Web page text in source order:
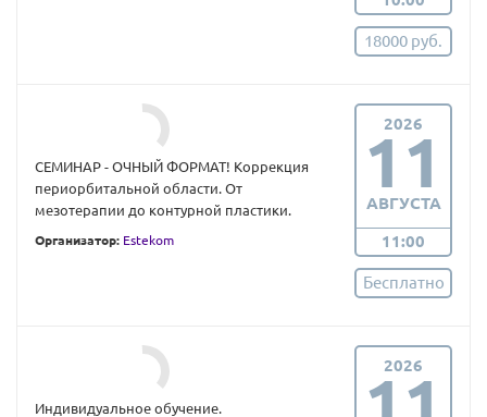
18000 руб.
СЕМИНАР - ОЧНЫЙ ФОРМАТ! Коррекция
периорбитальной области. От
мезотерапии до контурной пластики.
Организатор: Estekom
2026
11
АВГУСТА
11:00
Бесплатно
Индивидуальное обучение.
2026